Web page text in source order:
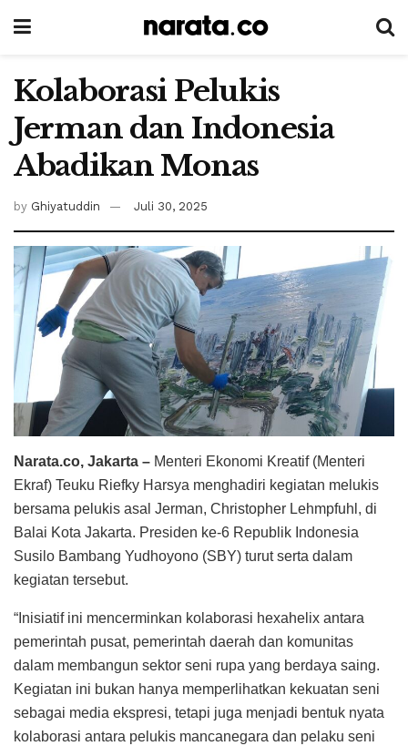
Kolaborasi Pelukis
Jerman dan Indonesia
Abadikan Monas
by Ghiyatuddin Juli 30, 2025
Narata.co, Jakarta – Menteri Ekonomi Kreatif (Menteri
Ekraf) Teuku Riefky Harsya menghadiri kegiatan melukis
bersama pelukis asal Jerman, Christopher Lehmpfuhl, di
Balai Kota Jakarta. Presiden ke-6 Republik Indonesia
Susilo Bambang Yudhoyono (SBY) turut serta dalam
kegiatan tersebut.
“Inisiatif ini mencerminkan kolaborasi hexahelix antara
pemerintah pusat, pemerintah daerah dan komunitas
dalam membangun sektor seni rupa yang berdaya saing.
Kegiatan ini bukan hanya memperlihatkan kekuatan seni
sebagai media ekspresi, tetapi juga menjadi bentuk nyata
kolaborasi antara pelukis mancanegara dan pelaku seni